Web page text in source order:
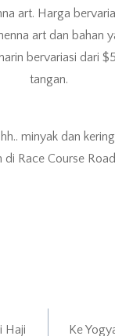
art. Harga
art dan bahan
bervariasi dari
tangan.
minyak dan
di Race Course
Haji Ke